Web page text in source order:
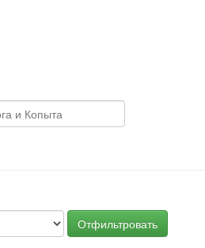
Отфильтровать